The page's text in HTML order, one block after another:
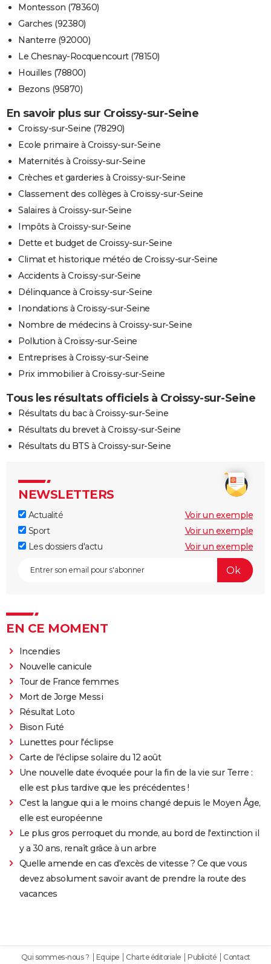
Montesson (78360)
Garches (92380)
Nanterre (92000)
Le Chesnay-Rocquencourt (78150)
Houilles (78800)
Bezons (95870)
En savoir plus sur Croissy-sur-Seine
Croissy-sur-Seine (78290)
Ecole primaire à Croissy-sur-Seine
Maternités à Croissy-sur-Seine
Crèches et garderies à Croissy-sur-Seine
Classement des collèges à Croissy-sur-Seine
Salaires à Croissy-sur-Seine
Impôts à Croissy-sur-Seine
Dette et budget de Croissy-sur-Seine
Climat et historique météo de Croissy-sur-Seine
Accidents à Croissy-sur-Seine
Délinquance à Croissy-sur-Seine
Inondations à Croissy-sur-Seine
Nombre de médecins à Croissy-sur-Seine
Pollution à Croissy-sur-Seine
Entreprises à Croissy-sur-Seine
Prix immobilier à Croissy-sur-Seine
Tous les résultats officiels à Croissy-sur-Seine
Résultats du bac à Croissy-sur-Seine
Résultats du brevet à Croissy-sur-Seine
Résultats du BTS à Croissy-sur-Seine
NEWSLETTERS
Actualité
Voir un exemple
Sport
Voir un exemple
Les dossiers d'actu
Voir un exemple
EN CE MOMENT
Incendies
Nouvelle canicule
Tour de France femmes
Mort de Jorge Messi
Résultat Loto
Bison Futé
Lunettes pour l'éclipse
Carte de l'éclipse solaire du 12 août
Une nouvelle date évoquée pour la fin de la vie sur Terre :
elle est plus tardive que les précédentes !
C'est la langue qui a le moins changé depuis le Moyen Âge,
elle est européenne
Le plus gros perroquet du monde, au bord de l'extinction il
y a 30 ans, renaît grâce à un arbre
Quelle amende en cas d'excès de vitesse ? Ce que vous
devez absolument savoir avant de prendre la route des
vacances
Qui sommes-nous ? Equipe Charte éditoriale Publicité Contact